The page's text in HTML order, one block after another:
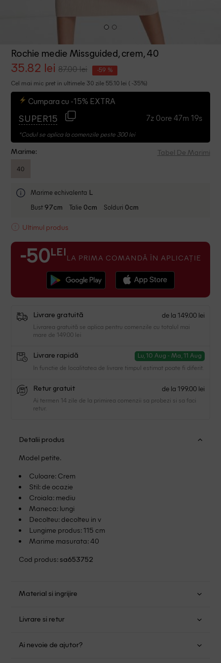
Rochie medie Missguided, crem, 40
35.82 lei 87.00 lei -59 %
Cel mai mic pret in ultimele 30 zile 55.10 lei ( -35%)
Cumpara cu -15% EXTRA
SUPER15 7z 0ore 47m 18s
*Codul se aplica la comenzile peste 300 lei
Marime: Tabel De Marimi
40
Marime echivalenta L
Bust 97cm Talie 0cm Solduri 0cm
Ultimul produs
-50 LEI LA PRIMA COMANDĂ ÎN APLICAȚIE
Livrare gratuită de la 149.00 lei
Livrarea gratuită se aplica pentru comenzile cu totalul mai
mare de 149.00 lei
Livrare rapidă Lu, 10 Aug - Ma, 11 Aug
In functie de localitatea de livrare timpul estimat poate fi diferit.
Retur gratuit de la 199.00 lei
Ai termen 14 zile de la primirea comenzii sa probezi si sa faci
retur.
Detalii produs
Model petite.
Culoare: Crem
Stil: de ocazie
Croiala: mediu
Maneca: lungi
Decolteu: decolteu in v
Lungime produs: 115 cm
Marime masurata: 40
Cod produs: sa653752
Material si ingrijire
Nu folositi inalbitor
Nu uscati in uscator
Livrare si retur
mare de 149.00 lei.
Ai nevoie de ajutor?